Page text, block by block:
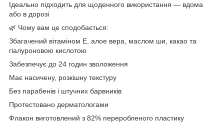
Ідеально підходить для щоденного використання — вдома
або в дорозі
🌿 Чому вам це сподобається:
Збагачений вітаміном Е, алое вера, маслом ши, какао та
гіалуроновою кислотою
Забезпечує до 24 годин зволоження
Має насичену, розкішну текстуру
Без парабенів і штучних барвників
Протестовано дерматологами
Флакон виготовлений з 82% переробленого пластику